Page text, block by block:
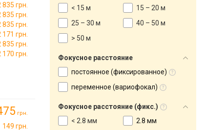
835 грн.
835 грн.
835 грн.
171 грн.
835 грн.
170 грн.
грн.
149 грн.
< 15 м
15 – 20 м
25 – 30 м
40 – 50 м
> 50 м
Фокусное расстояние
постоянное (фиксированное)
переменное (вариофокал)
Фокусное расстояние (фикс.)
< 2.8 мм
2.8 мм